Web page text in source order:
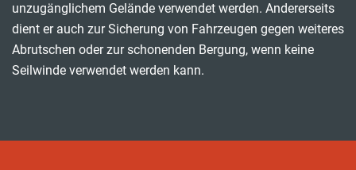
unzugänglichem Gelände verwendet werden. Andererseits
dient er auch zur Sicherung von Fahrzeugen gegen weiteres
Abrutschen oder zur schonenden Bergung, wenn keine
Seilwinde verwendet werden kann.